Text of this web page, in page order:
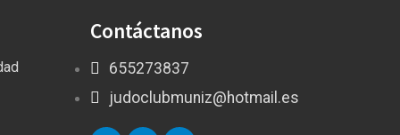
Contáctanos
655273837
judoclubmuniz@hotmail.es